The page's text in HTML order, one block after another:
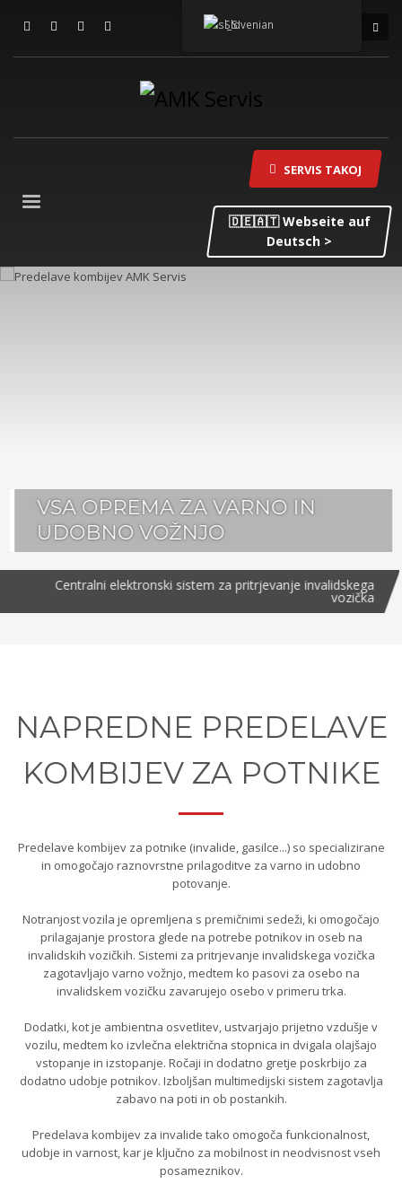
SERVIS TAKOJ
🇩🇪🇦🇹 Webseite auf
Deutsch >
VSA OPREMA ZA VARNO IN
UDOBNO VOŽNJO
Centralni elektronski sistem za pritrjevanje invalidskega
vozička
NAPREDNE PREDELAVE
KOMBIJEV ZA POTNIKE
Predelave kombijev za potnike (invalide, gasilce...) so specializirane
in omogočajo raznovrstne prilagoditve za varno in udobno
potovanje.
Notranjost vozila je opremljena s premičnimi sedeži, ki omogočajo
prilagajanje prostora glede na potrebe potnikov in oseb na
invalidskih vozičkih. Sistemi za pritrjevanje invalidskega vozička
zagotavljajo varno vožnjo, medtem ko pasovi za osebo na
invalidskem vozičku zavarujejo osebo v primeru trka.
Dodatki, kot je ambientna osvetlitev, ustvarjajo prijetno vzdušje v
vozilu, medtem ko izvlečna električna stopnica in dvigala olajšajo
vstopanje in izstopanje. Ročaji in dodatno gretje poskrbijo za
dodatno udobje potnikov. Izboljšan multimedijski sistem zagotavlja
zabavo na poti in ob postankih.
Predelava kombijev za invalide tako omogoča funkcionalnost,
udobje in varnost, kar je ključno za mobilnost in neodvisnost vseh
posameznikov.
Slovenian